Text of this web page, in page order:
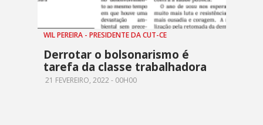
WIL PEREIRA - PRESIDENTE DA CUT-CE
Derrotar o bolsonarismo é
tarefa da classe trabalhadora
21 FEVEREIRO, 2022 - 00H00